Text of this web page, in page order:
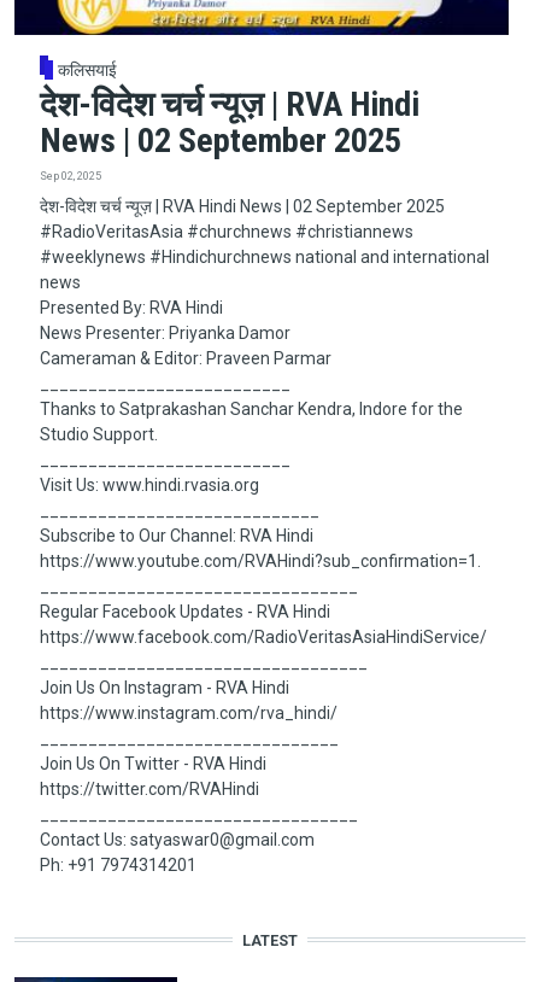
कलिसयाई
देश-विदेश चर्च न्यूज़ | RVA Hindi
News | 02 September 2025
Sep 02, 2025
देश-विदेश चर्च न्यूज़ | RVA Hindi News | 02 September 2025
#RadioVeritasAsia​​​​​ #churchnews​​​​​ #christiannews​​​​​
#weeklynews​ #Hindichurchnews national and international
news
Presented By: RVA Hindi
News Presenter: Priyanka Damor
Cameraman & Editor: Praveen Parmar
Thanks to Satprakashan Sanchar Kendra, Indore for the
Studio Support.
Visit Us: www.hindi.rvasia.org
Subscribe to Our Channel: RVA Hindi
https://www.youtube.com/RVAHindi?sub_confirmation=1.
Regular Facebook Updates - RVA Hindi
https://www.facebook.com/RadioVeritasAsiaHindiService/
Join Us On Instagram - RVA Hindi
https://www.instagram.com/rva_hindi/
Join Us On Twitter - RVA Hindi
https://twitter.com/RVAHindi
Contact Us: satyaswar0@gmail.com
Ph: +91 7974314201
LATEST